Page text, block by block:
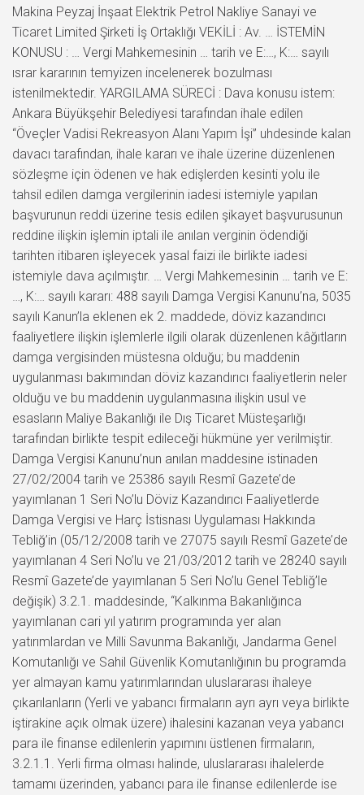
Makina Peyzaj İnşaat Elektrik Petrol Nakliye Sanayi ve
Ticaret Limited Şirketi İş Ortaklığı VEKİLİ : Av. … İSTEMİN
KONUSU : … Vergi Mahkemesinin … tarih ve E:…, K:… sayılı
ısrar kararının temyizen incelenerek bozulması
istenilmektedir. YARGILAMA SÜRECİ : Dava konusu istem:
Ankara Büyükşehir Belediyesi tarafından ihale edilen
“Öveçler Vadisi Rekreasyon Alanı Yapım İşi” uhdesinde kalan
davacı tarafından, ihale kararı ve ihale üzerine düzenlenen
sözleşme için ödenen ve hak edişlerden kesinti yolu ile
tahsil edilen damga vergilerinin iadesi istemiyle yapılan
başvurunun reddi üzerine tesis edilen şikayet başvurusunun
reddine ilişkin işlemin iptali ile anılan verginin ödendiği
tarihten itibaren işleyecek yasal faizi ile birlikte iadesi
istemiyle dava açılmıştır. … Vergi Mahkemesinin … tarih ve E:
…, K:… sayılı kararı: 488 sayılı Damga Vergisi Kanunu’na, 5035
sayılı Kanun’la eklenen ek 2. maddede, döviz kazandırıcı
faaliyetlere ilişkin işlemlerle ilgili olarak düzenlenen kâğıtların
damga vergisinden müstesna olduğu; bu maddenin
uygulanması bakımından döviz kazandırıcı faaliyetlerin neler
olduğu ve bu maddenin uygulanmasına ilişkin usul ve
esasların Maliye Bakanlığı ile Dış Ticaret Müsteşarlığı
tarafından birlikte tespit edileceği hükmüne yer verilmiştir.
Damga Vergisi Kanunu’nun anılan maddesine istinaden
27/02/2004 tarih ve 25386 sayılı Resmî Gazete’de
yayımlanan 1 Seri No’lu Döviz Kazandırıcı Faaliyetlerde
Damga Vergisi ve Harç İstisnası Uygulaması Hakkında
Tebliğ’in (05/12/2008 tarih ve 27075 sayılı Resmî Gazete’de
yayımlanan 4 Seri No’lu ve 21/03/2012 tarih ve 28240 sayılı
Resmî Gazete’de yayımlanan 5 Seri No’lu Genel Tebliğ’le
değişik) 3.2.1. maddesinde, “Kalkınma Bakanlığınca
yayımlanan cari yıl yatırım programında yer alan
yatırımlardan ve Milli Savunma Bakanlığı, Jandarma Genel
Komutanlığı ve Sahil Güvenlik Komutanlığının bu programda
yer almayan kamu yatırımlarından uluslararası ihaleye
çıkarılanların (Yerli ve yabancı firmaların ayrı ayrı veya birlikte
iştirakine açık olmak üzere) ihalesini kazanan veya yabancı
para ile finanse edilenlerin yapımını üstlenen firmaların,
3.2.1.1. Yerli firma olması halinde, uluslararası ihalelerde
tamamı üzerinden, yabancı para ile finanse edilenlerde ise